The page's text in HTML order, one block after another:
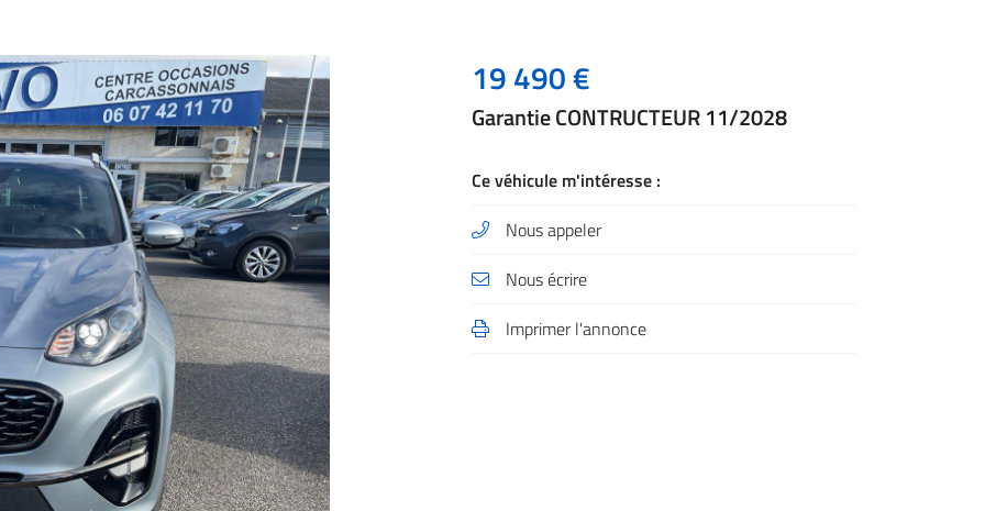
l'adresse
le formulaire
19 490 €
Garantie CONTRUCTEUR 11/2028
Ce véhicule m'intéresse :
Nous appeler
Nous écrire
Imprimer l'annonce